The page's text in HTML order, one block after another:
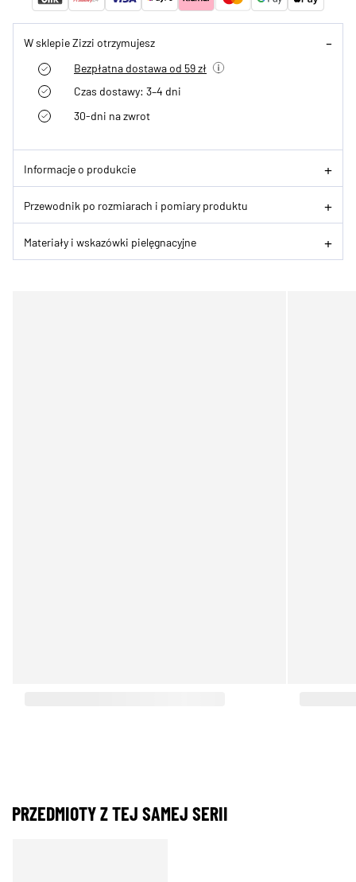
W sklepie Zizzi otrzymujesz
Bezpłatna dostawa od 59 zł
Czas dostawy: 3–4 dni
30-dni na zwrot
Informacje o produkcie
Przewodnik po rozmiarach i pomiary produktu
Materiały i wskazówki pielęgnacyjne
PRZEDMIOTY Z TEJ SAMEJ SERII